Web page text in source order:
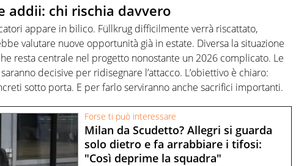
addii: chi rischia davvero
appare in bilico. Füllkrug difficilmente verrà riscattato,
valutare nuove opportunità già in estate. Diversa la situazione
resta centrale nel progetto nonostante un 2026 complicato. Le
decisive per ridisegnare l’attacco. L’obiettivo è chiaro:
sotto porta. E per farlo serviranno anche sacrifici importanti.
Forse ti può interessare
Milan da Scudetto? Allegri si guarda
solo dietro e fa arrabbiare i tifosi:
"Così deprime la squadra"